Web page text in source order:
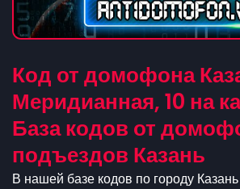
Код от домофона
Меридианная, 10 на
База кодов от
подъездов Казань
В нашей базе кодов по городу